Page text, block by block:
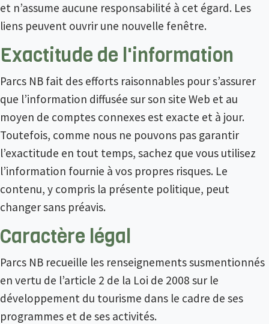
et n’assume aucune responsabilité à cet égard. Les
liens peuvent ouvrir une nouvelle fenêtre.
Exactitude de l'information
Parcs NB fait des efforts raisonnables pour s’assurer
que l’information diffusée sur son site Web et au
moyen de comptes connexes est exacte et à jour.
Toutefois, comme nous ne pouvons pas garantir
l’exactitude en tout temps, sachez que vous utilisez
l’information fournie à vos propres risques. Le
contenu, y compris la présente politique, peut
changer sans préavis.
Caractère légal
Parcs NB recueille les renseignements susmentionnés
en vertu de l’article 2 de la Loi de 2008 sur le
développement du tourisme dans le cadre de ses
programmes et de ses activités.